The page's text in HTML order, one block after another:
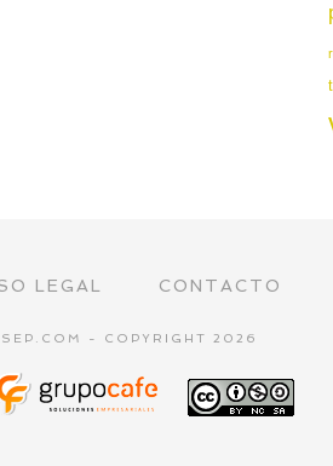
LEGAL CONTACTO
- COPYRIGHT 2026